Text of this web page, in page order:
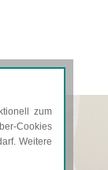
zum
Cookies
Weitere